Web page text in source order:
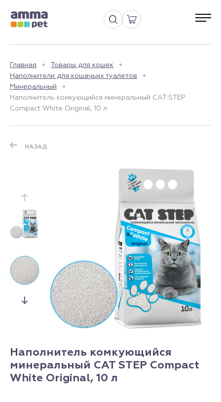
Главная
Товары для кошек
Наполнители для кошачьих туалетов
Минеральный
Наполнитель комкующийся минеральный CAT STEP
Compact White Original, 10 л
НАЗАД
Наполнитель комкующийся
минеральный CAT STEP Compact
White Original, 10 л